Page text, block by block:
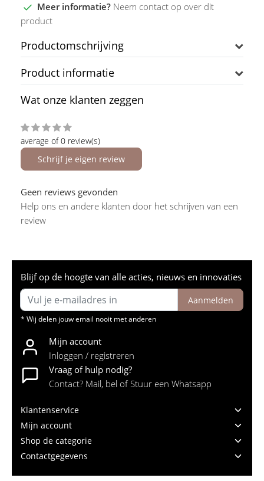
Meer informatie? Neem contact op over dit
product
Productomschrijving
Product informatie
Wat onze klanten zeggen
average of 0 review(s)
Schrijf je eigen review
Geen reviews gevonden
Help ons en andere klanten door het schrijven van een
review
Blijf op de hoogte van alle acties, nieuws en innovaties
Aanmelden
* Wij delen jouw email nooit met anderen
Mijn account
Inloggen / registreren
Vraag of hulp nodig?
Contact? Mail, bel of Stuur een Whatsapp
Klantenservice
Mijn account
Shop de categorie
Contactgegevens